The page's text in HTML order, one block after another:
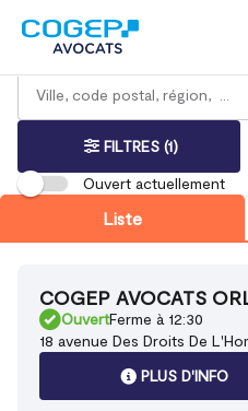
Accueil Trouver votre bureau
Loiret
Orléans
Rechercher
Veuillez
renseigner
adresse
{{count}}
résultat(s)
FILTRES (1)
Ouvert actuellement
Liste
COGEP AVOCATS
OuvertFerme à 12:30
18 avenue Des Droits De
PLUS D'INFO